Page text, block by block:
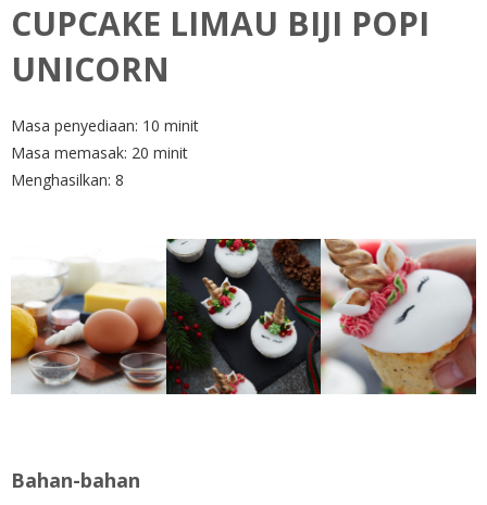
CUPCAKE LIMAU BIJI POPI
UNICORN
Masa penyediaan: 10 minit
Masa memasak: 20 minit
Menghasilkan: 8
Bahan-bahan